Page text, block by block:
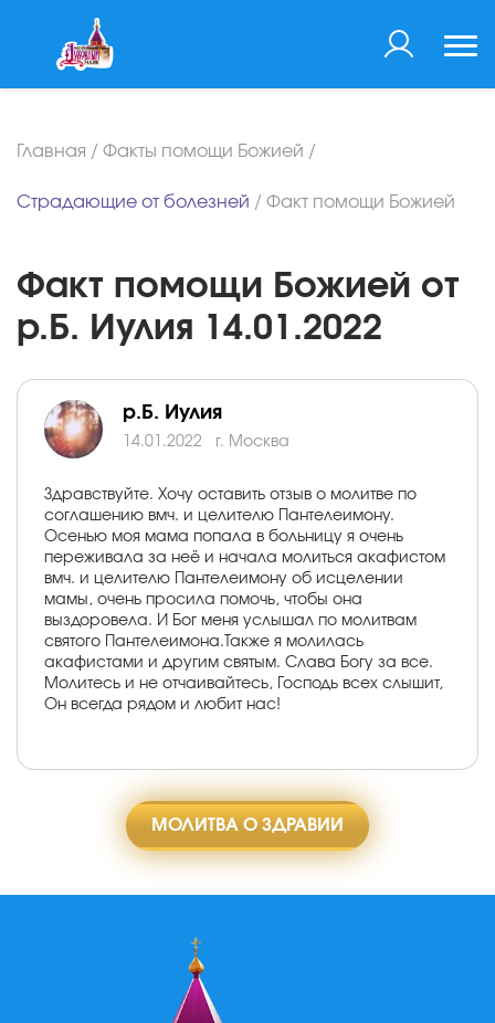
Главная / Факты помощи Божией /
Страдающие от болезней / Факт помощи Божией
Факт помощи Божией от
р.Б. Иулия 14.01.2022
р.Б. Иулия
14.01.2022 г. Москва
Здравствуйте. Хочу оставить отзыв о молитве по
соглашению вмч. и целителю Пантелеимону.
Осенью моя мама попала в больницу я очень
переживала за неё и начала молиться акафистом
вмч. и целителю Пантелеимону об исцелении
мамы, очень просила помочь, чтобы она
выздоровела. И Бог меня услышал по молитвам
святого Пантелеимона.Также я молилась
акафистами и другим святым. Слава Богу за все.
Молитесь и не отчаивайтесь, Господь всех слышит,
Он всегда рядом и любит нас!
МОЛИТВА О ЗДРАВИИ